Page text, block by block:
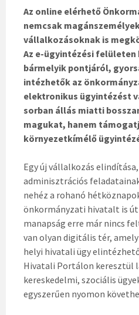
Az online elérhető
nemcsak
vállalkozásoknak is
Az e-ügyintézési felületen
bármelyik pontjáról,
intézhetők az
elektronikus ügyintézést
sorban állás miatti
magukat, hanem
környezetkímélő
Egy új vállalkozás
adminisztrációs
nehéz a rohanó
önkormányzati hivatalt is
manapság erre már nincs
van olyan digitális tér,
helyi hivatali ügy
Hivatali Portálon keresztül
kereskedelmi, szociális
egyszerűen nyomon